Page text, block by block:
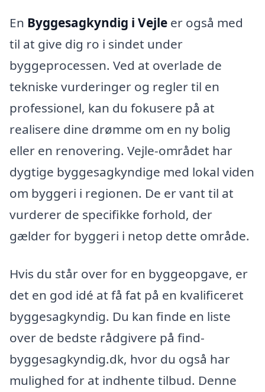
En Byggesagkyndig i Vejle er også med
til at give dig ro i sindet under
byggeprocessen. Ved at overlade de
tekniske vurderinger og regler til en
professionel, kan du fokusere på at
realisere dine drømme om en ny bolig
eller en renovering. Vejle-området har
dygtige byggesagkyndige med lokal viden
om byggeri i regionen. De er vant til at
vurderer de specifikke forhold, der
gælder for byggeri i netop dette område.
Hvis du står over for en byggeopgave, er
det en god idé at få fat på en kvalificeret
byggesagkyndig. Du kan finde en liste
over de bedste rådgivere på find-
byggesagkyndig.dk, hvor du også har
mulighed for at indhente tilbud. Denne